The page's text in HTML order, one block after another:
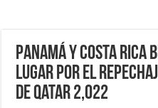
Panamá y Costa
Lugar por El
de Qatar 2,022